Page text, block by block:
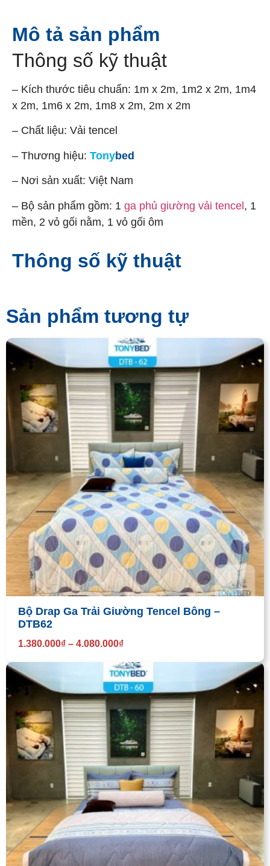
Mô tả sản phẩm
Thông số kỹ thuật
– Kích thước tiêu chuẩn: 1m x 2m, 1m2 x 2m, 1m4
x 2m, 1m6 x 2m, 1m8 x 2m, 2m x 2m
– Chất liệu: Vải tencel
– Thương hiệu: Tonybed
– Nơi sản xuất: Việt Nam
– Bộ sản phẩm gồm: 1 ga phủ giường vải tencel, 1
mền, 2 vỏ gối nằm, 1 vỏ gối ôm
Thông số kỹ thuật
Sản phẩm tương tự
Bộ Drap Ga Trải Giường Tencel Bông –
DTB62
1.380.000₫ – 4.080.000₫